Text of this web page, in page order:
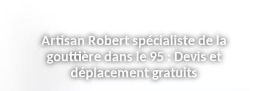
Artisan Robert spécialiste de la
gouttière dans le 95 : Devis et
déplacement gratuits